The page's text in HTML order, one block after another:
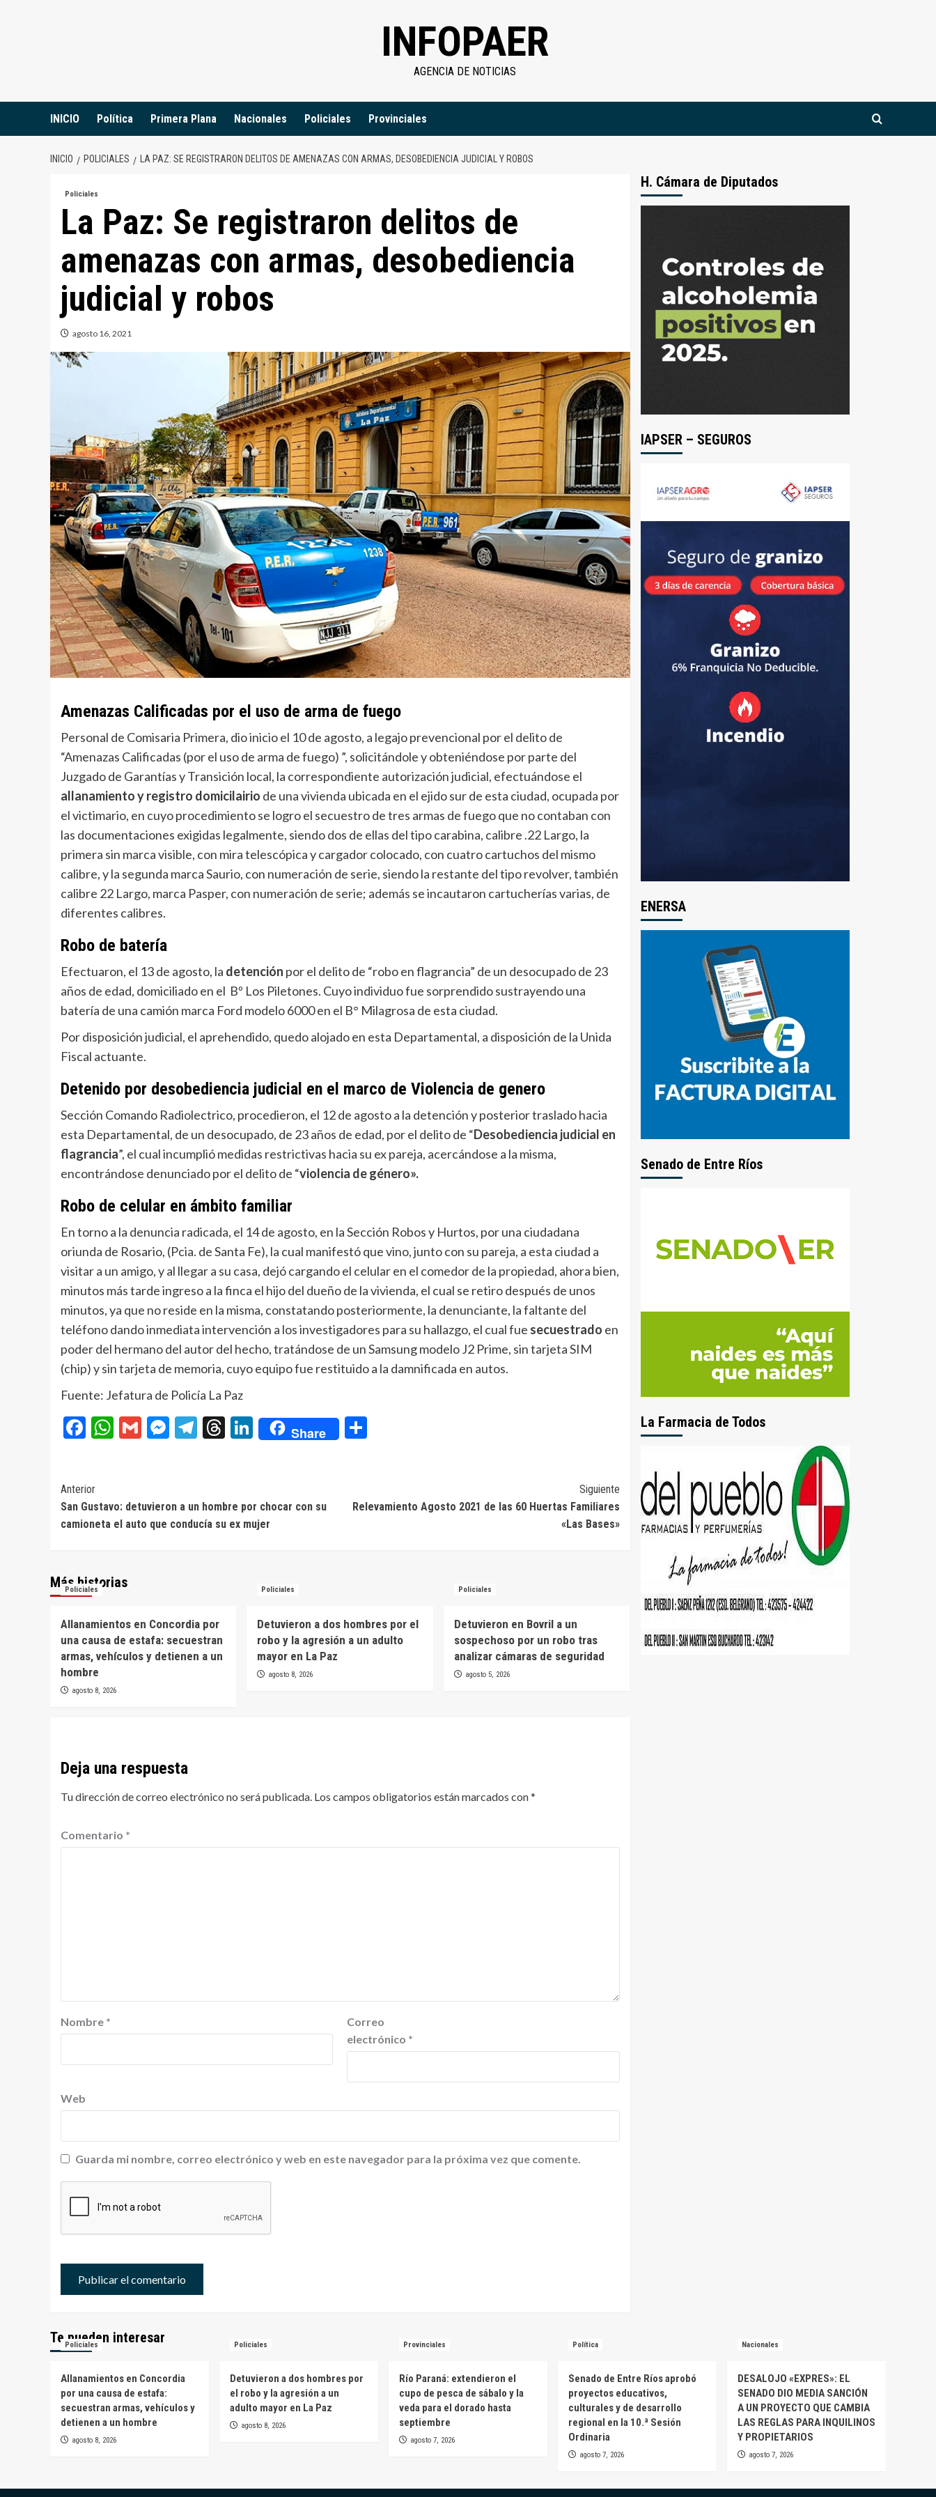
INFOPAER
AGENCIA DE NOTICIAS
INICIO Política Primera Plana Nacionales Policiales Provinciales
INICIO POLICIALES LA PAZ: SE REGISTRARON DELITOS DE AMENAZAS CON ARMAS, DESOBEDIENCIA JUDICIAL Y ROBOS
Policiales
La Paz: Se registraron delitos de
amenazas con armas, desobediencia
judicial y robos
agosto 16, 2021
Amenazas Calificadas por el uso de arma de fuego
Personal de Comisaria Primera, dio inicio el 10 de agosto, a legajo prevencional por el delito de
“Amenazas Calificadas (por el uso de arma de fuego) ”, solicitándole y obteniéndose por parte del
Juzgado de Garantías y Transición local, la correspondiente autorización judicial, efectuándose el
allanamiento y registro domicilairio de una vivienda ubicada en el ejido sur de esta ciudad, ocupada por
el victimario, en cuyo procedimiento se logro el secuestro de tres armas de fuego que no contaban con
las documentaciones exigidas legalmente, siendo dos de ellas del tipo carabina, calibre .22 Largo, la
primera sin marca visible, con mira telescópica y cargador colocado, con cuatro cartuchos del mismo
calibre, y la segunda marca Saurio, con numeración de serie, siendo la restante del tipo revolver, también
calibre 22 Largo, marca Pasper, con numeración de serie; además se incautaron cartucherías varias, de
diferentes calibres.
Robo de batería
Efectuaron, el 13 de agosto, la detención por el delito de “robo en flagrancia” de un desocupado de 23
años de edad, domiciliado en el Bº Los Piletones. Cuyo individuo fue sorprendido sustrayendo una
batería de una camión marca Ford modelo 6000 en el B° Milagrosa de esta ciudad.
Por disposición judicial, el aprehendido, quedo alojado en esta Departamental, a disposición de la Unida
Fiscal actuante.
Detenido por desobediencia judicial en el marco de Violencia de genero
Sección Comando Radiolectrico, procedieron, el 12 de agosto a la detención y posterior traslado hacia
esta Departamental, de un desocupado, de 23 años de edad, por el delito de “Desobediencia judicial en
flagrancia”, el cual incumplió medidas restrictivas hacia su ex pareja, acercándose a la misma,
encontrándose denunciado por el delito de “violencia de género».
Robo de celular en ámbito familiar
En torno a la denuncia radicada, el 14 de agosto, en la Sección Robos y Hurtos, por una ciudadana
oriunda de Rosario, (Pcia. de Santa Fe), la cual manifestó que vino, junto con su pareja, a esta ciudad a
visitar a un amigo, y al llegar a su casa, dejó cargando el celular en el comedor de la propiedad, ahora bien,
minutos más tarde ingreso a la finca el hijo del dueño de la vivienda, el cual se retiro después de unos
minutos, ya que no reside en la misma, constatando posteriormente, la denunciante, la faltante del
teléfono dando inmediata intervención a los investigadores para su hallazgo, el cual fue secuestrado en
poder del hermano del autor del hecho, tratándose de un Samsung modelo J2 Prime, sin tarjeta SIM
(chip) y sin tarjeta de memoria, cuyo equipo fue restituido a la damnificada en autos.
Fuente: Jefatura de Policía La Paz
Facebook
WhatsApp
GmailMessenger
Telegram
Threads
LinkedIn
Share
Navegación
de
Anterior
San Gustavo: detuvieron a un hombre por chocar con su
camioneta el auto que conducía su ex mujer
Siguiente
Relevamiento Agosto 2021 de las 60 Huertas Familiares
«Las Bases»
Más historias
Policiales
Allanamientos en Concordia por
una causa de estafa: secuestran
armas, vehículos y detienen a un
hombre
agosto 8, 2026
Policiales
Detuvieron a dos hombres por el
robo y la agresión a un adulto
mayor en La Paz
agosto 8, 2026
Policiales
Detuvieron en Bovril a un
sospechoso por un robo tras
analizar cámaras de seguridad
agosto 5, 2026
Deja una respuesta
Tu dirección de correo electrónico no será publicada. Los campos obligatorios están marcados con*
Comentario *
Nombre *
Correo
electrónico *
Web
Guarda mi nombre, correo electrónico y web en este navegador para la próxima vez que comente.
H. Cámara de Diputados
IAPSER – SEGUROS
ENERSA
Senado de Entre Ríos
La Farmacia de Todos
Te pueden interesar
Policiales
Allanamientos en Concordia
por una causa de estafa:
secuestran armas, vehículos y
detienen a un hombre
agosto 8, 2026
Policiales
Detuvieron a dos hombres por
el robo y la agresión a un
adulto mayor en La Paz
agosto 8, 2026
Provinciales
Río Paraná: extendieron el
cupo de pesca de sábalo y la
veda para el dorado hasta
septiembre
agosto 7, 2026
Política
Senado de Entre Ríos aprobó
proyectos educativos,
culturales y de desarrollo
regional en la 10.ª Sesión
Ordinaria
agosto 7, 2026
Nacionales
DESALOJO «EXPRES»: EL
SENADO DIO MEDIA SANCIÓN
A UN PROYECTO QUE CAMBIA
LAS REGLAS PARA INQUILINOS
Y PROPIETARIOS
agosto 7, 2026